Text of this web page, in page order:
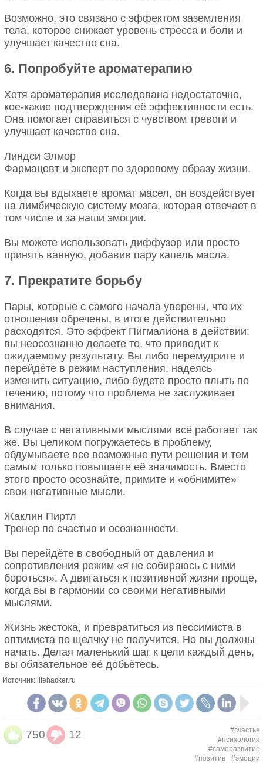
Возможно, это связано с эффектом заземления
тела, которое снижает уровень стресса и боли и
улучшает качество сна.
6. Попробуйте ароматерапию
Хотя ароматерапия исследована недостаточно,
кое-какие подтверждения её эффективности есть.
Она помогает справиться с чувством тревоги и
улучшает качество сна.
Линдси Элмор
Фармацевт и эксперт по здоровому образу жизни.
Когда вы вдыхаете аромат масел, он воздействует
на лимбическую систему мозга, которая отвечает в
том числе и за наши эмоции.
Вы можете использовать диффузор или просто
принять ванную, добавив пару капель масла.
7. Прекратите борьбу
Пары, которые с самого начала уверены, что их
отношения обречены, в итоге действительно
расходятся. Это эффект Пигмалиона в действии:
вы неосознанно делаете то, что приводит к
ожидаемому результату. Вы либо перемудрите и
перейдёте в режим наступления, надеясь
изменить ситуацию, либо будете просто плыть по
течению, потому что проблема не заслуживает
внимания.
В случае с негативными мыслями всё работает так
же. Вы целиком погружаетесь в проблему,
обдумываете все возможные пути решения и тем
самым только повышаете её значимость. Вместо
этого просто осознайте, примите и «обнимите»
свои негативные мысли.
Жаклин Пиртл
Тренер по счастью и осознанности.
Вы перейдёте в свободный от давления и
сопротивления режим «я не собираюсь с ними
бороться». А двигаться к позитивной жизни проще,
когда вы в гармонии со своими негативными
мыслями.
Жизнь жестока, и превратиться из пессимиста в
оптимиста по щелчку не получится. Но вы должны
начать. Делая маленький шаг к цели каждый день,
вы обязательное её добьётесь.
Источник: lifehacker.ru
750 12
#счастье
#психология
#саморазвитие
#позитив
#эмоции